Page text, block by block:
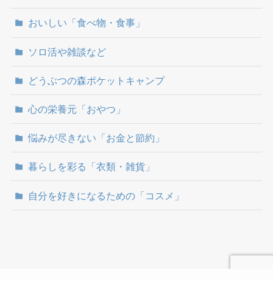
おいしい「食べ物・食事」
ソロ活や雑談など
どうぶつの森ポケットキャンプ
心の栄養元「おやつ」
悩みが尽きない「お金と節約」
暮らしを彩る「衣類・雑貨」
自分を好きになるための「コスメ」